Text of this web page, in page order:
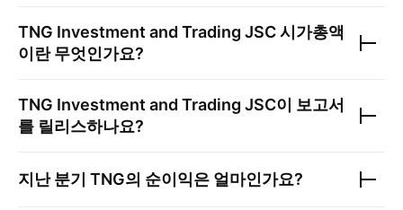
TNG Investment and Trading JSC시가총액
이란 무엇인가요?
TNG Investment and Trading JSC이 보고서
를 릴리스하나요?
지난 분기 TNG의 순이익은 얼마인가요?